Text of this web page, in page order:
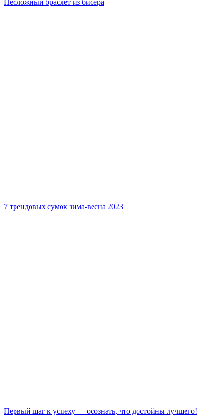
Несложный браслет из бисера
7 трендовых сумок зима-весна 2023
Первый шаг к успеху — осознать, что достойны лучшего!